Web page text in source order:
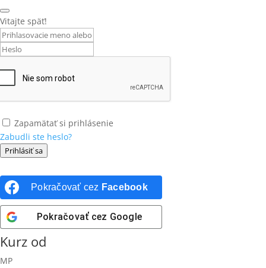
Vitajte späť!
Zapamätať si prihlásenie
Zabudli ste heslo?
Prihlásiť sa
Pokračovať cez Facebook
Pokračovať cez Google
Kurz od
MP